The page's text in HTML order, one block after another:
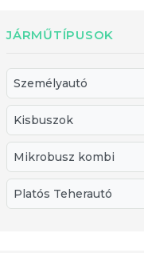
JÁRMŰTÍPUSOK
Személyautó
Kisbuszok
Mikrobusz kombi
Platós Teherautó